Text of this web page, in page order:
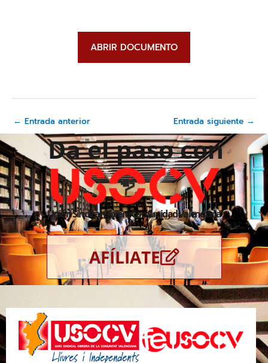
ABRIR DOCUMENTO
← Entrada anterior Entrada siguiente →
Da el paso con
Unión Sindical Obrera Comunidad Valenciana
AFÍLIATE